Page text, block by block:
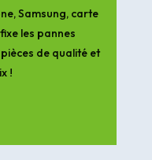
Samsung, carte
les pannes
de qualité et
!